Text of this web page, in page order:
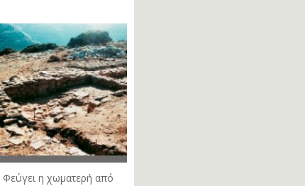
Φεύγει η χωματερή από